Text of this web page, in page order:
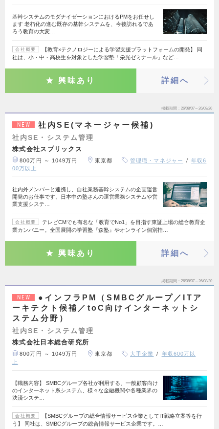
基幹システムのモダナイゼーションにおけるPMをお任せし
ます 老朽化の進む既存の基幹システムを、今後訪れるであ
ろう教育の大変…
会社概要
【教育×テクノロジーによる学習支援プラットフォームの開発】 同
社は、小・中・高校生を対象とした学習塾「栄光ゼミナール」など…
興味あり 詳細へ
掲載期間 26/08/07～26/08/20
NEW 社内SE(マネージャー候補)
社内SE・システム管理
株式会社スプリックス
800万円 ～ 1049万円 東京都 管理職・マネジャー
年収6
00万以上
社内外メンバーと連携し、自社業務基幹システムの企画運営
開発のお仕事です。日本中の塾さんの運営業務システムや営
業支援システ…
会社概要
テレビCMでも有名な「教育でNo1」を目指す東証上場の総合教育企
業カンパニー。全国展開の学習塾『森塾』やオンライン個別指…
興味あり 詳細へ
掲載期間 26/08/07～26/08/20
NEW
●インフラPM（SMBCグループ／ITア
ーキテクト候補／toC向けインターネットシ
ステム分野）
社内SE・システム管理
株式会社日本総合研究所
800万円 ～ 1049万円 東京都 大手企業
年収600万以
上
【職務内容】 SMBCグループ各社が利用する、一般顧客向け
のインターネット系システム、様々な金融機関や各種業界の
決済システ…
会社概要
【SMBCグループの総合情報サービス企業としてIT戦略立案等を行
う】 同社は、SMBCグループの総合情報サービス企業です。…